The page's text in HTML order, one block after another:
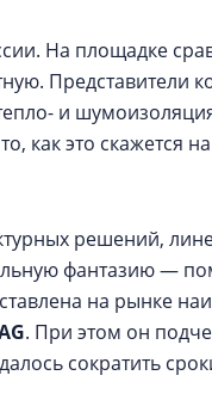
На площадке
Представители
и
как это скажется
решений,
фантазию —
на рынке
. При этом он
сократить